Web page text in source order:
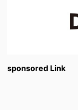
sponsored Link